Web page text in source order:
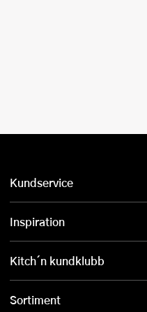
Kundservice
Inspiration
Kitch´n kundklubb
Sortiment